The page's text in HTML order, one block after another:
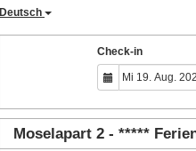
Deutsch
Check-in
Moselapart 2 - *****